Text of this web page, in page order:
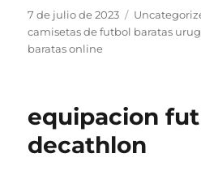
Publicado
el
7 de julio de 2023 Categorías
camisetas de futbol baratas
baratas online
equipacion
decathlon